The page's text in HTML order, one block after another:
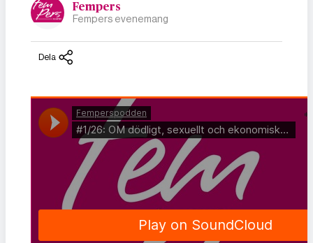
Fempers
Fempers evenemang
Dela